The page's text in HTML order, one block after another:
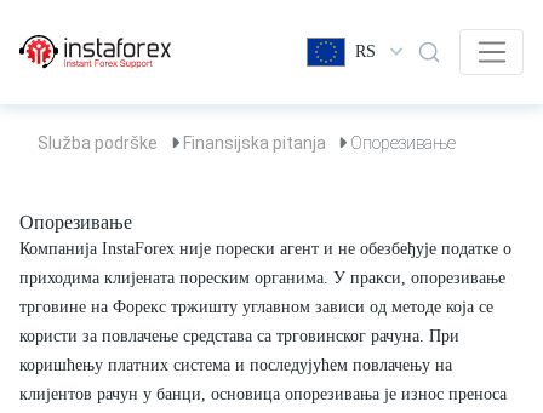
RS
Služba podrške Finansijska pitanja Опорезивање
Опорезивање
Компанија InstaForex није порески агент и не обезбеђује податке о
приходима клијената пореским органима. У пракси, опорезивање
трговине на Форекс тржишту углавном зависи од методе која се
користи за повлачење средстава са трговинског рачуна. При
коришћењу платних система и последујућем повлачењу на
клијентов рачун у банци, основица опорезивања је износ преноса